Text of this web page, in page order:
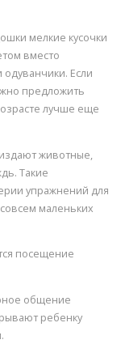
мелкие кусочки
вместо
Если
предложить
лучше еще
животные,
Такие
упражнений для
маленьких
посещение
общение
ребенку